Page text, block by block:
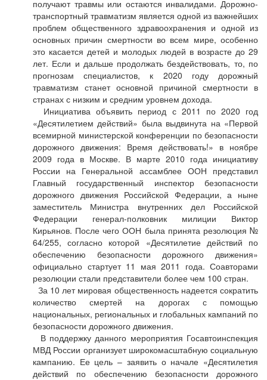
получают травмы или остаются инвалидами. Дорожно-
транспортный травматизм является одной из важнейших
проблем общественного здравоохранения и одной из
основных причин смертности во всем мире, особенно
это касается детей и молодых людей в возрасте до 29
лет. Если и дальше продолжать бездействовать, то, по
прогнозам специалистов, к 2020 году дорожный
травматизм станет основной причиной смертности в
странах с низким и средним уровнем дохода.
Инициатива объявить период с 2011 по 2020 год
«Десятилетием действий» была выдвинута на «Первой
всемирной министерской конференции по безопасности
дорожного движения: Время действовать!» в ноябре
2009 года в Москве. В марте 2010 года инициативу
России на Генеральной ассамблее ООН представил
Главный государственный инспектор безопасности
дорожного движения Российской Федерации, а ныне
заместитель Министра внутренних дел Российской
Федерации генерал-полковник милиции Виктор
Кирьянов. После чего ООН была принята резолюция №
64/255, согласно которой «Десятилетие действий по
обеспечению безопасности дорожного движения»
официально стартует 11 мая 2011 года. Соавторами
резолюции стали представители более чем 100 стран.
За 10 лет мировая общественность надеется сократить
количество смертей на дорогах с помощью
национальных, региональных и глобальных кампаний по
безопасности дорожного движения.
В поддержку данного мероприятия Госавтоинспекция
МВД России организует широкомасштабную социальную
кампанию. Ее цель – заявить о начале «Десятилетия
действий по обеспечению безопасности дорожного